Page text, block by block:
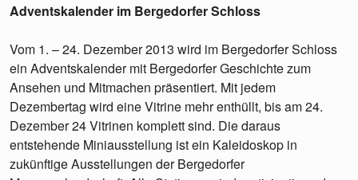
Adventskalender im Bergedorfer Schloss
Vom 1. – 24. Dezember 2013 wird im Bergedorfer Schloss
ein Adventskalender mit Bergedorfer Geschichte zum
Ansehen und Mitmachen präsentiert. Mit jedem
Dezembertag wird eine Vitrine mehr enthüllt, bis am 24.
Dezember 24 Vitrinen komplett sind. Die daraus
entstehende Miniausstellung ist ein Kaleidoskop in
zukünftige Ausstellungen der Bergedorfer